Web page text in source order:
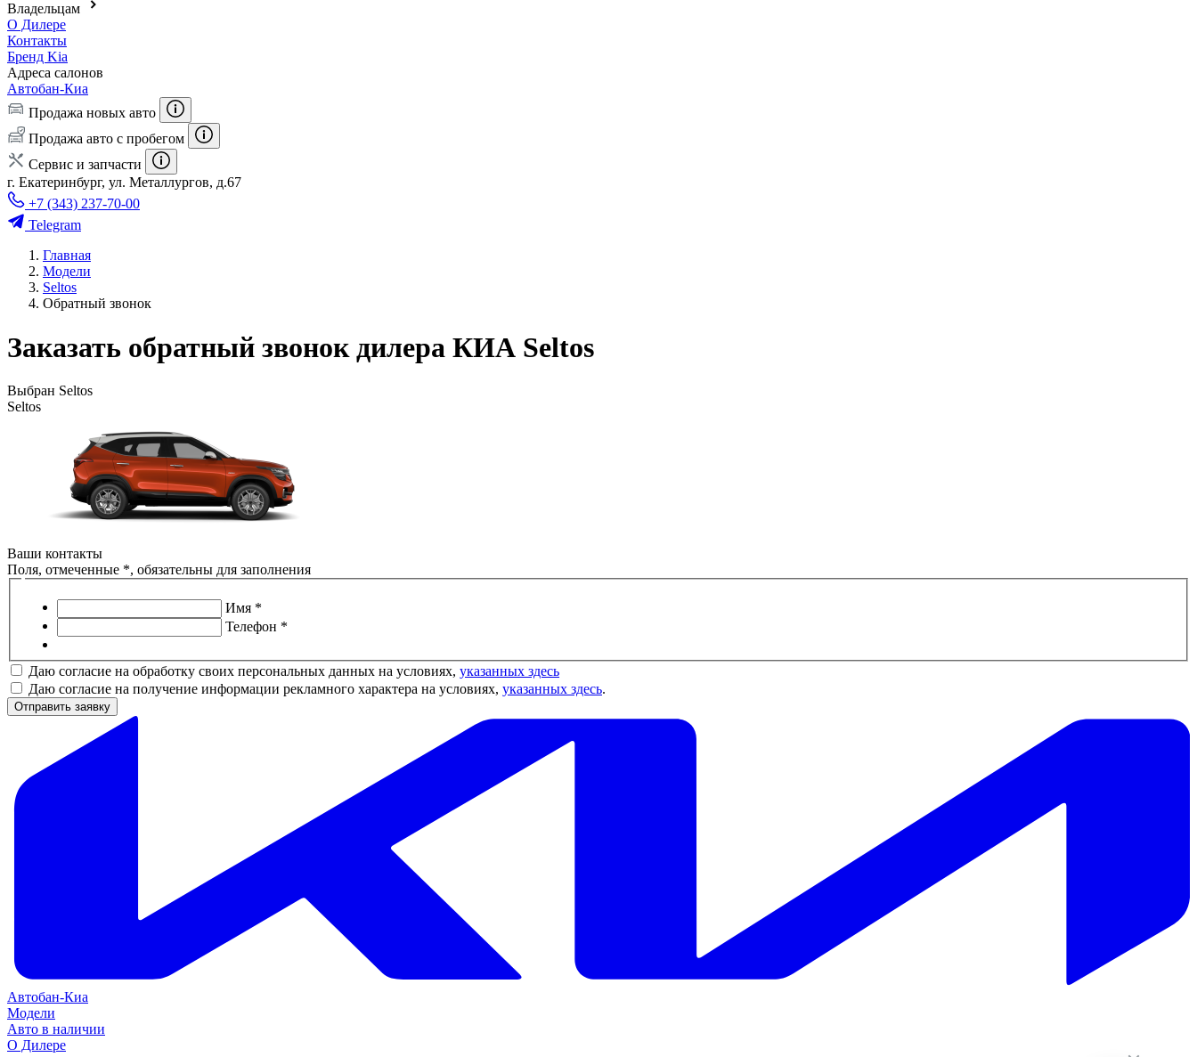
Владельцам
О Дилере
Контакты
Бренд Kia
Адреса салонов
Автобан-Киа
Продажа новых авто
Продажа авто с пробегом
Сервис и запчасти
г. Екатеринбург, ул. Металлургов, д.67
+7 (343) 237-70-00
Telegram
Главная
Модели
Seltos
Обратный звонок
Заказать обратный звонок дилера КИА Seltos
Выбран Seltos
Seltos
Ваши контакты
Поля, отмеченные *, обязательны для заполнения
Имя *
Телефон *
Даю согласие на обработку своих персональных данных на условиях, указанных здесь
Даю согласие на получение информации рекламного характера на условиях, указанных здесь.
Отправить заявку
Автобан-Киа
Модели
Авто в наличии
О Дилере